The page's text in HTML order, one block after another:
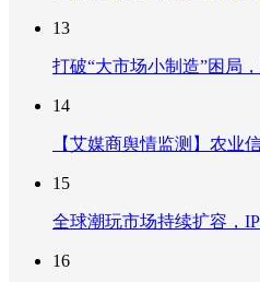
13
打破“大市场小制造”困局
14
【艾媒商舆情监测】农业
15
全球潮玩市场持续扩容，
16